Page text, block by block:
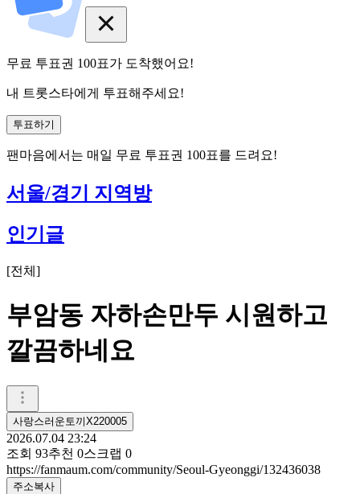
무료 투표권 100표가 도착했어요!
내 트롯스타에게 투표해주세요!
투표하기
팬마음에서는 매일 무료 투표권 100표를 드려요!
서울/경기 지역방
인기글
[전체 ]
부암동 자하손만두 시원하고
깔끔하네요
사랑스러운토끼X220005
2026.07.04 23:24
조회 93추천 0스크랩 0
https://fanmaum.com/community/Seoul-Gyeonggi/132436038
주소복사